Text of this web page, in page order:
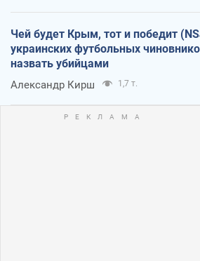
Чей будет Крым, тот и победит
украинских футбольных
назвать убийцами
Александр Кирш 1,7 т.